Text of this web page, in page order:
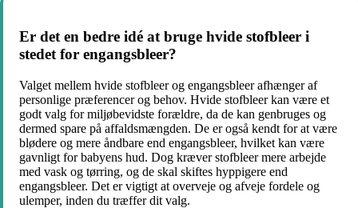
Er det en bedre idé at bruge hvide stofbleer i
stedet for engangsbleer?
Valget mellem hvide stofbleer og engangsbleer afhænger af
personlige præferencer og behov. Hvide stofbleer kan være et
godt valg for miljøbevidste forældre, da de kan genbruges og
dermed spare på affaldsmængden. De er også kendt for at være
blødere og mere åndbare end engangsbleer, hvilket kan være
gavnligt for babyens hud. Dog kræver stofbleer mere arbejde
med vask og tørring, og de skal skiftes hyppigere end
engangsbleer. Det er vigtigt at overveje og afveje fordele og
ulemper, inden du træffer dit valg.